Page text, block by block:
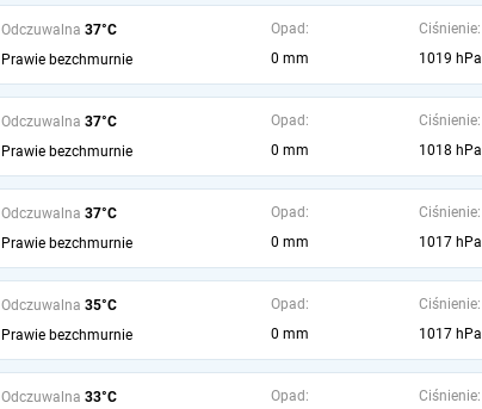
Odczuwalna 37°C
Prawie bezchmurnie
Opad:
0 mm
Ciśnienie:
1019 hPa
Odczuwalna 37°C
Prawie bezchmurnie
Opad:
0 mm
Ciśnienie:
1018 hPa
Odczuwalna 37°C
Prawie bezchmurnie
Opad:
0 mm
Ciśnienie:
1017 hPa
Odczuwalna 35°C
Prawie bezchmurnie
Opad:
0 mm
Ciśnienie:
1017 hPa
Odczuwalna 33°C Opad: Ciśnienie: